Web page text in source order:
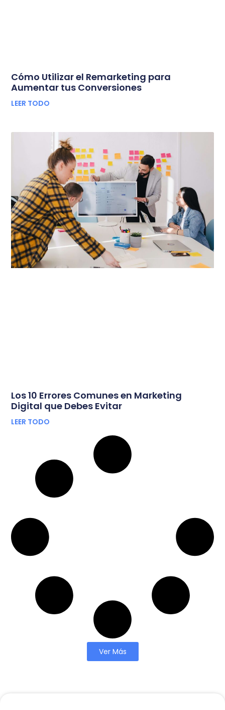
Cómo Utilizar el Remarketing para
Aumentar tus Conversiones
LEER TODO
Los 10 Errores Comunes en Marketing
Digital que Debes Evitar
LEER TODO
Ver Más